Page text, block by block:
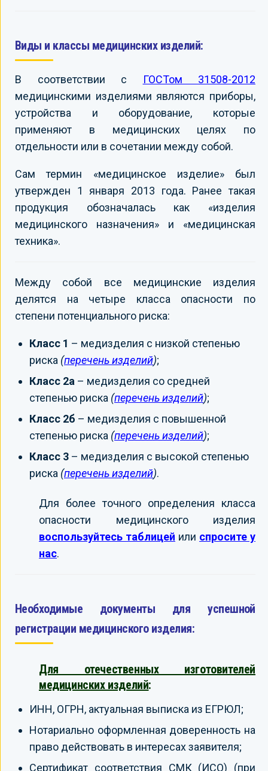
Виды и классы медицинских изделий:
В соответствии с
ГОСТом 31508-2012
медицинскими изделиями являются приборы,
устройства и оборудование, которые
применяют в медицинских целях по
отдельности или в сочетании между собой.
Сам термин «медицинское изделие» был
утвержден 1 января 2013 года. Ранее такая
продукция обозначалась как «изделия
медицинского назначения» и «медицинская
техника».
Между собой все медицинские изделия
делятся на четыре класса опасности по
степени потенциального риска:
Класс 1 – медизделия с низкой степенью
риска (перечень изделий);
Класс 2а – медизделия со средней
степенью риска (перечень изделий);
Класс 2б – медизделия с повышенной
степенью риска (перечень изделий);
Класс 3 – медизделия с высокой степенью
риска (перечень изделий).
Для более точного определения класса
опасности медицинского изделия
воспользуйтесь таблицей или спросите у
нас.
Необходимые документы для успешной
регистрации медицинского изделия:
Для отечественных изготовителей
медицинских изделий:
ИНН, ОГРН, актуальная выписка из ЕГРЮЛ;
Нотариально оформленная доверенность на
право действовать в интересах заявителя;
Сертификат соответствия СМК (ИСО) (при